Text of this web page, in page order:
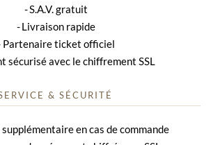
S.A.V. gratuit
Livraison rapide
Partenaire ticket officiel
sécurisé avec le chiffrement SSL
& SÉCURITÉ
en cas de commande